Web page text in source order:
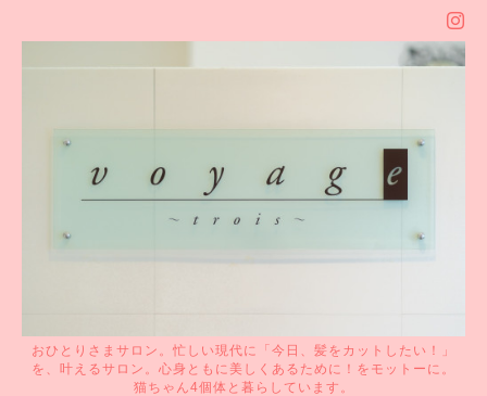
おひとりさまサロン。忙しい現代に「今日、髪をカットしたい！」
を、叶えるサロン。心身ともに美しくあるために！をモットーに。
猫ちゃん4個体と暮らしています。